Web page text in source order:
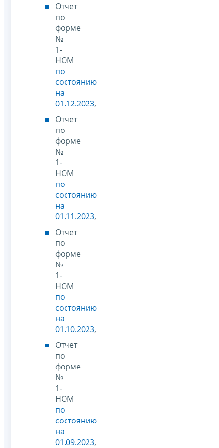
Отчет
по
форме
№
1-
НОМ
по
состоянию
на
01.12.2023,
Отчет
по
форме
№
1-
НОМ
по
состоянию
на
01.11.2023,
Отчет
по
форме
№
1-
НОМ
по
состоянию
на
01.10.2023,
Отчет
по
форме
№
1-
НОМ
по
состоянию
на
01.09.2023,